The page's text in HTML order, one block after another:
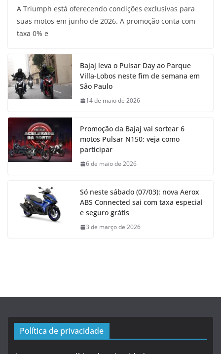
A Triumph está oferecendo condições exclusivas para
suas motos em junho de 2026. A promoção conta com
taxa 0% e
Bajaj leva o Pulsar Day ao Parque
Villa-Lobos neste fim de semana em
São Paulo
14 de maio de 2026
Promoção da Bajaj vai sortear 6
motos Pulsar N150; veja como
participar
6 de maio de 2026
Só neste sábado (07/03): nova Aerox
ABS Connected sai com taxa especial
e seguro grátis
3 de março de 2026
Política de privacidade